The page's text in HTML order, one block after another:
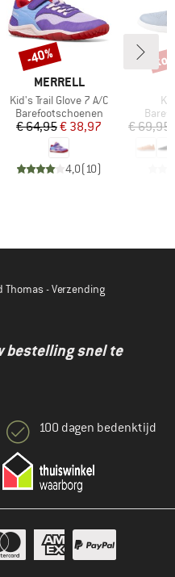
MERK
MERRELL
Artikel
Kid's Trail Glove 7 A/C
Productgroep
Barefootschoenen
Prijs
€ 64,95Verlaagde prijs
€ 38,97
4,0(10)
Korting
-40%
€ 69,95
Thomas - Verzending
bestelling snel te
100 dagen bedenktijd